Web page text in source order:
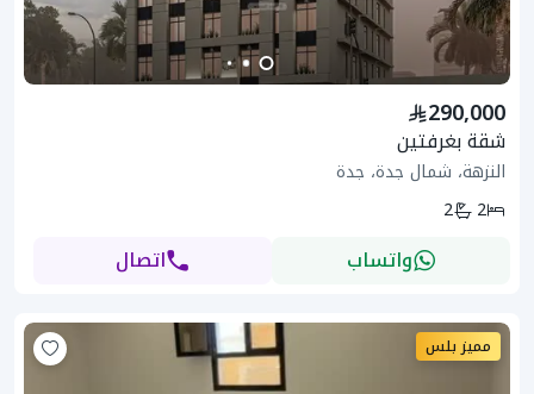
290,000
شقة بغرفتين
النزهة، شمال جدة، جدة
2
2
واتساب اتصال
مميز بلس